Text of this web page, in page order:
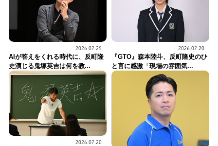
2026.07.25
AIが答えをくれる時代に、反町隆
史演じる鬼塚英吉は何を教...
2026.07.20
『GTO』森本陸斗、反町隆史のひ
と言に感激「現場の雰囲気...
2026.07.20